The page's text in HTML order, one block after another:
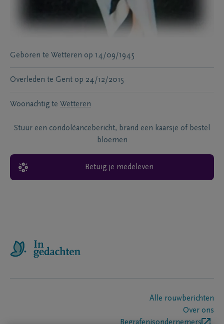
Geboren te Wetteren op 14/09/1945
Overleden te Gent op 24/12/2015
Woonachtig te Wetteren
Stuur een condoléancebericht, brand een kaarsje of bestel
bloemen
Betuig je medeleven
Alle rouwberichten
Over ons